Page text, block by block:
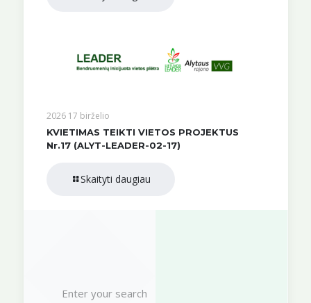
2026 17 birželio
KVIETIMAS TEIKTI VIETOS PROJEKTUS
Nr.17 (ALYT-LEADER-02-17)
Skaityti daugiau